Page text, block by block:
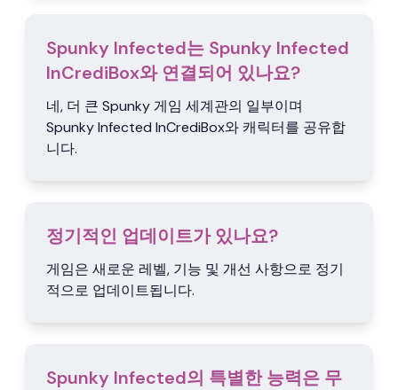
Spunky Infected는 Spunky Infected
InCrediBox와 연결되어 있나요?
네, 더 큰 Spunky 게임 세계관의 일부이며
Spunky Infected InCrediBox와 캐릭터를 공유합
니다.
정기적인 업데이트가 있나요?
게임은 새로운 레벨, 기능 및 개선 사항으로 정기
적으로 업데이트됩니다.
Spunky Infected의 특별한 능력은 무